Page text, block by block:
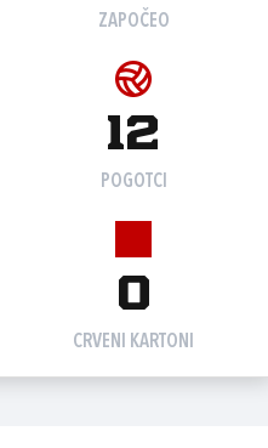
ZAPOČEO
12
POGOTCI
0
CRVENI KARTONI